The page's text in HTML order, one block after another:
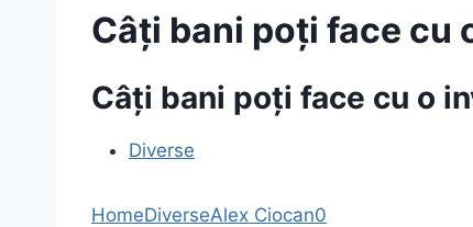
Câți bani poți face cu
Câți bani poți face cu o
Diverse
HomeDiverseAlex Ciocan0